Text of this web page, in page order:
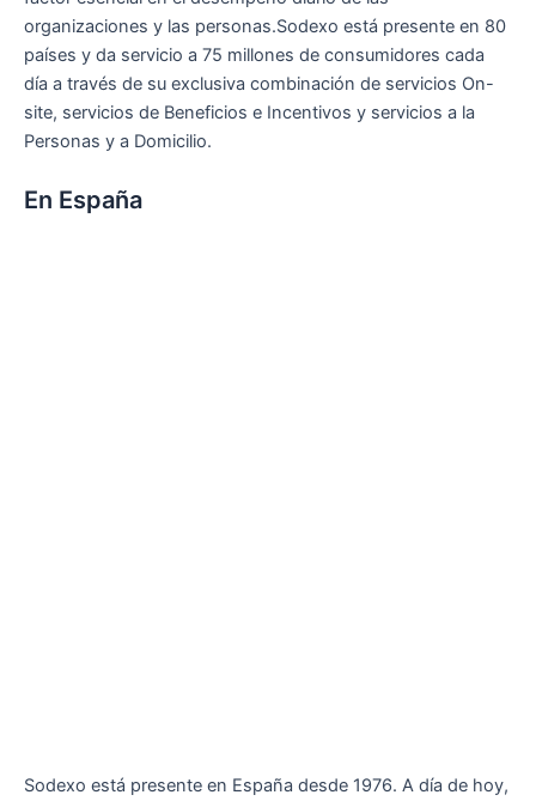
organizaciones y las personas.Sodexo está presente en 80
países y da servicio a 75 millones de consumidores cada
día a través de su exclusiva combinación de servicios On-
site, servicios de Beneficios e Incentivos y servicios a la
Personas y a Domicilio.
En España
Sodexo está presente en España desde 1976. A día de hoy,